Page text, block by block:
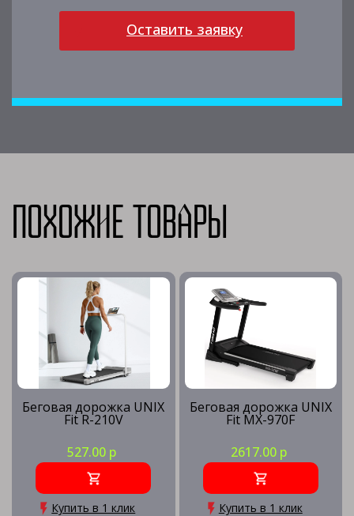
Оставить заявку
Похожие товары
Беговая дорожка UNIX
Fit R-210V
527.00 р
Купить в 1 клик
Беговая дорожка UNIX
Fit MX-970F
2617.00 р
Купить в 1 клик